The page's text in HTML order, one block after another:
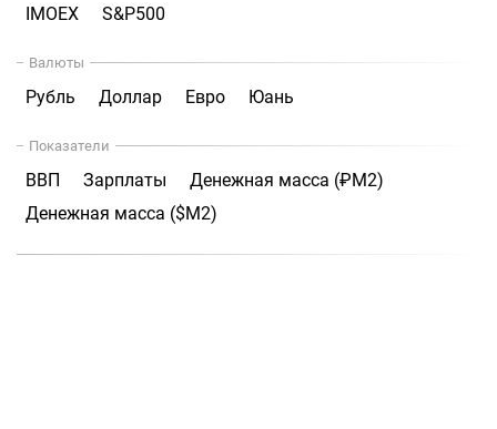
IMOEX S&P500
Валюты
Рубль Доллар Евро Юань
Показатели
ВВП Зарплаты
Денежная масса (₽М2)
Денежная масса ($М2)